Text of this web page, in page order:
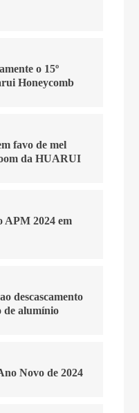
o 15º
Honeycomb
favo de mel
da HUARUI
APM 2024 em
descascamento
de alumínio
Novo de 2024